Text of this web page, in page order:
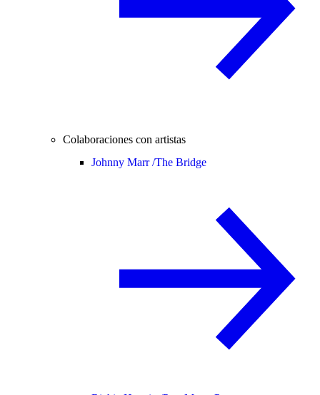
Colaboraciones con artistas
Johnny Marr /The Bridge